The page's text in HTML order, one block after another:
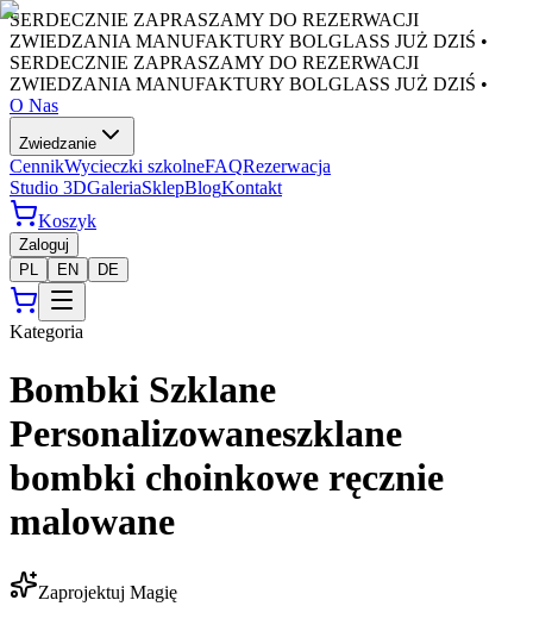
SERDECZNIE ZAPRASZAMY DO REZERWACJI
ZWIEDZANIA MANUFAKTURY BOLGLASS JUŻ DZIŚ •
SERDECZNIE ZAPRASZAMY DO REZERWACJI
ZWIEDZANIA MANUFAKTURY BOLGLASS JUŻ DZIŚ •
O Nas
Zwiedzanie
CennikWycieczki szkolneFAQRezerwacja
Studio 3DGaleriaSklepBlogKontakt
Koszyk
Zaloguj
PL
EN DE
Kategoria
Bombki Szklane
Personalizowaneszklane
bombki choinkowe ręcznie
malowane
Zaprojektuj Magię